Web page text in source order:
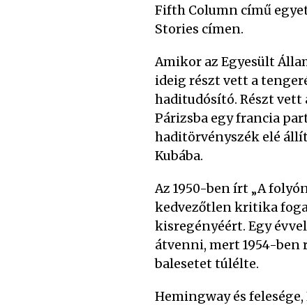
Fifth Column című
Stories címen.
Amikor az Egyesült
ideig részt vett a
haditudósító. Részt vett
Párizsba egy francia
haditörvényszék elé
Kubába.
Az 1950-ben írt „A
kedvezőtlen kritika
kisregényéért. Egy
átvenni, mert 1954-ben
balesetet túlélte.
Hemingway és